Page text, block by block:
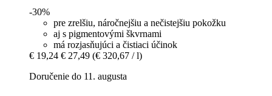
-30%
pre zrelšiu, náročnejšiu a nečistejšiu pokožku
aj s pigmentovými škvrnami
má rozjasňujúci a čistiaci účinok
€ 19,24 € 27,49 (€ 320,67 / l)
Doručenie do 11. augusta